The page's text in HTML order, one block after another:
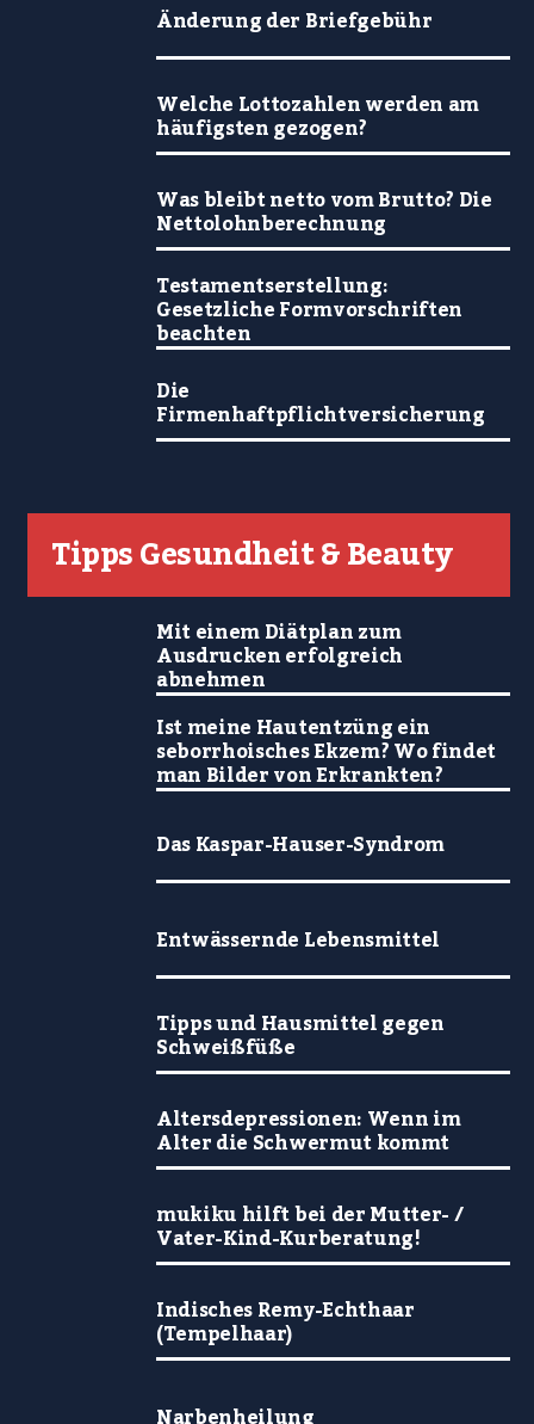
Änderung der Briefgebühr
Welche Lottozahlen werden am
häufigsten gezogen?
Was bleibt netto vom Brutto? Die
Nettolohnberechnung
Testamentserstellung:
Gesetzliche Formvorschriften
beachten
Die
Firmenhaftpflichtversicherung
Tipps Gesundheit & Beauty
Mit einem Diätplan zum
Ausdrucken erfolgreich
abnehmen
Ist meine Hautentzüng ein
seborrhoisches Ekzem? Wo findet
man Bilder von Erkrankten?
Das Kaspar-Hauser-Syndrom
Entwässernde Lebensmittel
Tipps und Hausmittel gegen
Schweißfüße
Altersdepressionen: Wenn im
Alter die Schwermut kommt
mukiku hilft bei der Mutter- /
Vater-Kind-Kurberatung!
Indisches Remy-Echthaar
(Tempelhaar)